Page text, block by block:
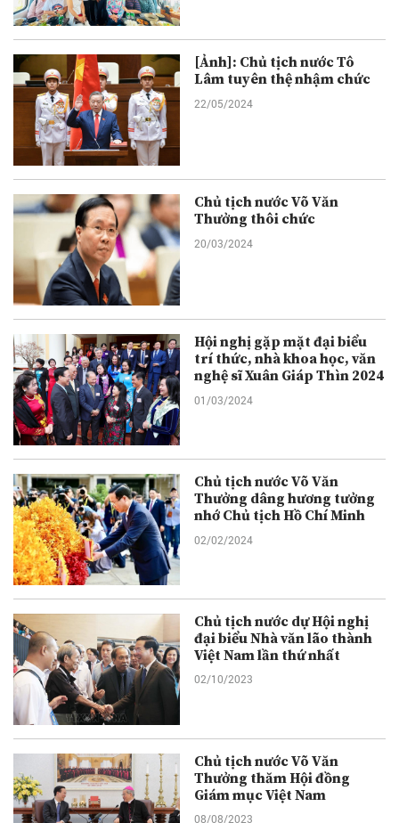
[Ảnh]: Chủ tịch nước Tô
Lâm tuyên thệ nhậm chức
22/05/2024
Chủ tịch nước Võ Văn
Thưởng thôi chức
20/03/2024
Hội nghị gặp mặt đại biểu
trí thức, nhà khoa học, văn
nghệ sĩ Xuân Giáp Thìn 2024
01/03/2024
Chủ tịch nước Võ Văn
Thưởng dâng hương tưởng
nhớ Chủ tịch Hồ Chí Minh
02/02/2024
Chủ tịch nước dự Hội nghị
đại biểu Nhà văn lão thành
Việt Nam lần thứ nhất
02/10/2023
Chủ tịch nước Võ Văn
Thưởng thăm Hội đồng
Giám mục Việt Nam
08/08/2023